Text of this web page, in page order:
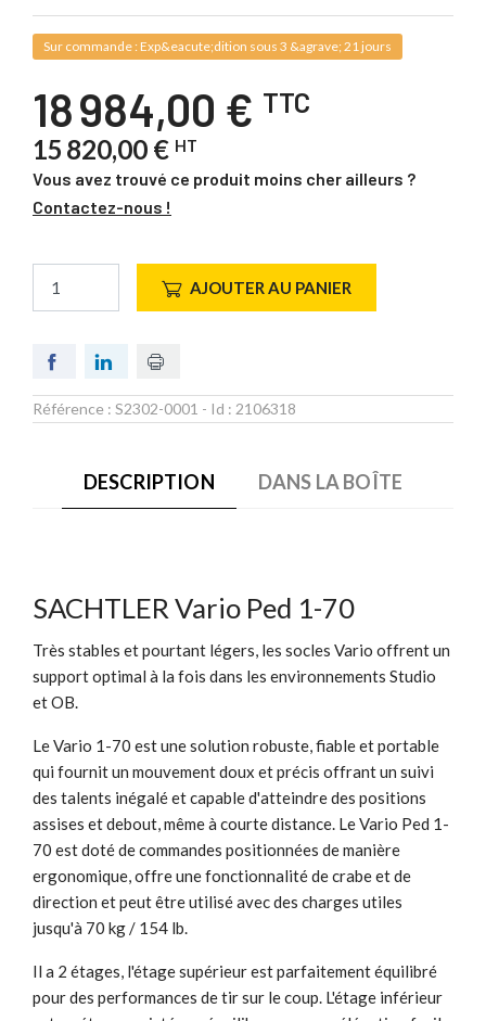
Sur commande : Exp&eacute;dition sous 3 &agrave; 21 jours
18 984,00 € TTC
15 820,00 € HT
Vous avez trouvé ce produit moins cher ailleurs ?
Contactez-nous !
AJOUTER AU PANIER
Référence : S2302-0001 - Id : 2106318
DESCRIPTION DANS LA BOÎTE
SACHTLER Vario Ped 1-70
Très stables et pourtant légers, les socles Vario offrent un
support optimal à la fois dans les environnements Studio
et OB.
Le Vario 1-70 est une solution robuste, fiable et portable
qui fournit un mouvement doux et précis offrant un suivi
des talents inégalé et capable d'atteindre des positions
assises et debout, même à courte distance. Le Vario Ped 1-
70 est doté de commandes positionnées de manière
ergonomique, offre une fonctionnalité de crabe et de
direction et peut être utilisé avec des charges utiles
jusqu'à 70 kg / 154 lb.
Il a 2 étages, l'étage supérieur est parfaitement équilibré
pour des performances de tir sur le coup. L'étage inférieur